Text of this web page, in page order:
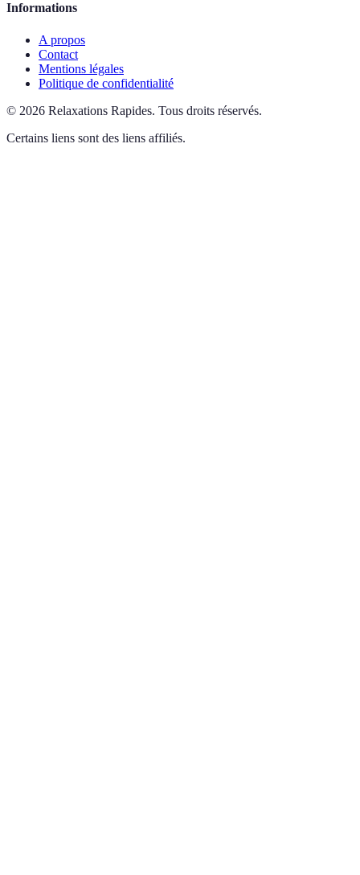
Informations
A propos
Contact
Mentions légales
Politique de confidentialité
© 2026 Relaxations Rapides. Tous droits réservés.
Certains liens sont des liens affiliés.